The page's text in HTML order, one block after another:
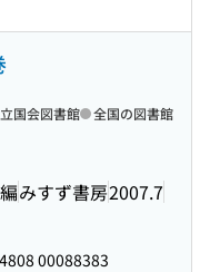
みすず書房2007.7
国会図書館 全国の図書館
00088383